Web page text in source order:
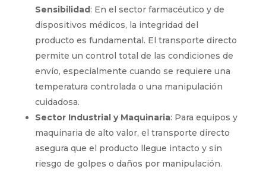
Sensibilidad: En el sector farmacéutico y de
dispositivos médicos, la integridad del
producto es fundamental. El transporte directo
permite un control total de las condiciones de
envío, especialmente cuando se requiere una
temperatura controlada o una manipulación
cuidadosa.
Sector Industrial y Maquinaria: Para equipos y
maquinaria de alto valor, el transporte directo
asegura que el producto llegue intacto y sin
riesgo de golpes o daños por manipulación.